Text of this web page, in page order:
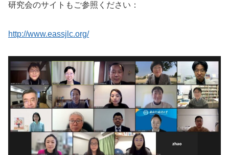
研究会のサイトもご参照ください：
http://www.eassjlc.org/